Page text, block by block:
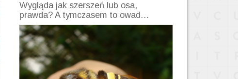
Wygląda jak szerszeń lub osa,
prawda? A tymczasem to owad…